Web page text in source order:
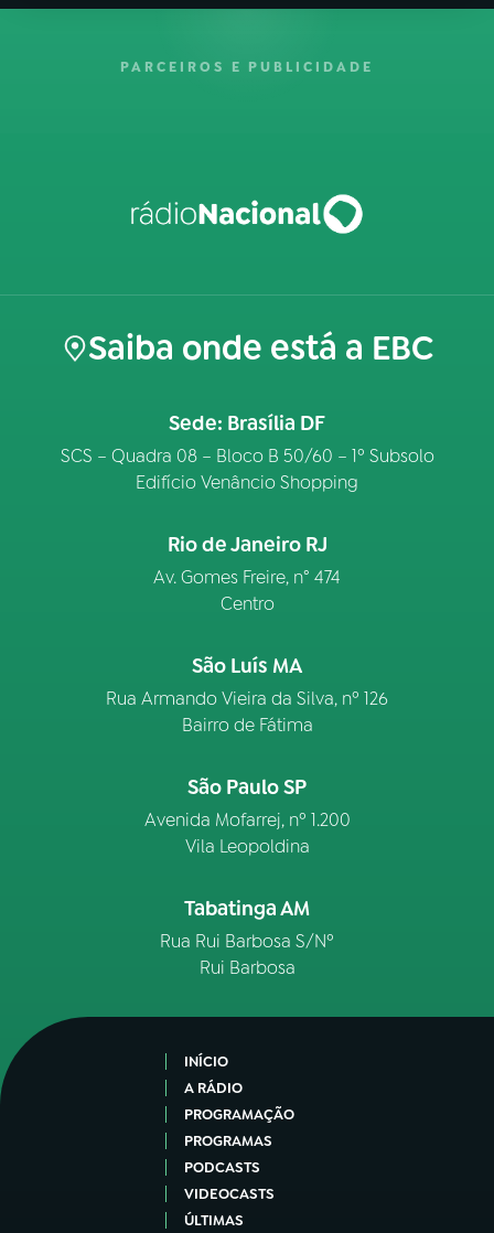
PARCEIROS E PUBLICIDADE
Saiba onde está a EBC
Sede: Brasília DF
SCS – Quadra 08 – Bloco B 50/60 – 1º Subsolo
Edifício Venâncio Shopping
Rio de Janeiro RJ
Av. Gomes Freire, n° 474
Centro
São Luís MA
Rua Armando Vieira da Silva, nº 126
Bairro de Fátima
São Paulo SP
Avenida Mofarrej, nº 1.200
Vila Leopoldina
Tabatinga AM
Rua Rui Barbosa S/Nº
Rui Barbosa
INÍCIO
A RÁDIO
PROGRAMAÇÃO
PROGRAMAS
PODCASTS
VIDEOCASTS
ÚLTIMAS